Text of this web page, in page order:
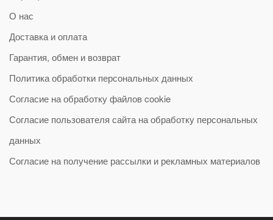
О нас
Доставка и оплата
Гарантия, обмен и возврат
Политика обработки персональных данных
Согласие на обработку файлов cookie
Согласие пользователя сайта на обработку персональных
данных
Согласие на получение рассылки и рекламных материалов